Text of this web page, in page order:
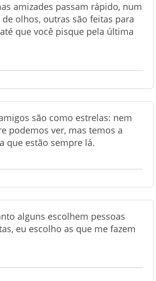
amizades passam rápido, num
de olhos, outras são feitas para
que você pisque pela última
são como estrelas: nem
podemos ver, mas temos a
que estão sempre lá.
alguns escolhem pessoas
eu escolho as que me fazem